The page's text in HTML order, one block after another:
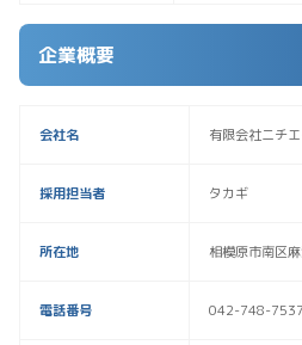
企業概要
会社名 有限会社ニチ
採用担当者 タカギ
所在地 相模原市南区
電話番号 042-748-7537